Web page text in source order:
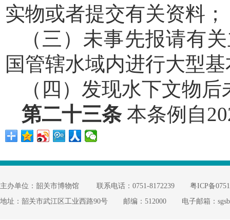
实物或者提交有关资料；
（三）未事先报请有
国管辖水域内进行大型
（四）发现水下文物
第二十三条 本条例自
主办单位：韶关市博物馆 联系电话：0751-8172239
粤ICP备
地址：韶关市武江区工业西路90号
邮编：512000 电子邮箱：